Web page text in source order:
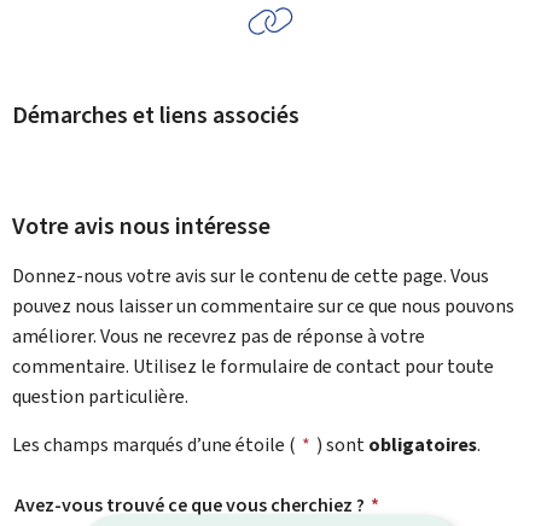
Démarches et liens associés
Votre avis nous intéresse
Donnez-nous votre avis sur le contenu de cette page. Vous
pouvez nous laisser un commentaire sur ce que nous pouvons
améliorer. Vous ne recevrez pas de réponse à votre
commentaire. Utilisez le formulaire de contact pour toute
question particulière.
Les champs marqués d’une étoile ( * ) sontobligatoires.
Avez-vous trouvé ce que vous cherchiez ? *